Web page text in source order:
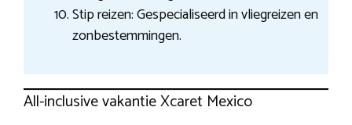
Stip reizen: Gespecialiseerd in vliegreizen en
zonbestemmingen.
All-inclusive vakantie Xcaret Mexico